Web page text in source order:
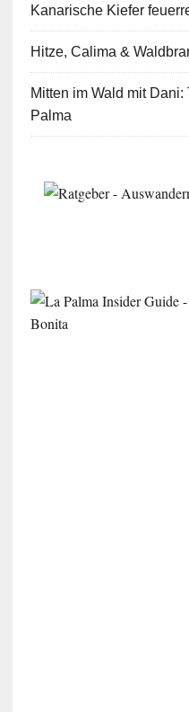
Kanarische Kiefer
Hitze, Calima &
Mitten im Wald mit
Palma